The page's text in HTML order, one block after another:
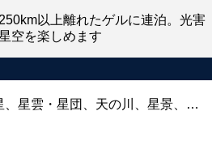
以上離れたゲルに連泊。光害
空を楽しめます
、星雲・星団、天の川、星景、…